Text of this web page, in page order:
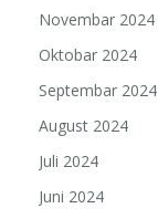
Novembar 2024
Oktobar 2024
Septembar 2024
August 2024
Juli 2024
Juni 2024